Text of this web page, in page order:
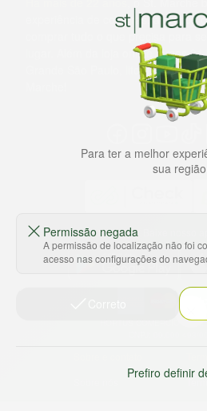
experiência de compras, a preços
comprar tudo o que precisa para
lugar. Além da loja online temos 31
Grande São Paulo, litoral e interior
HORTUS COMERCIO DE
Para ter a melhor
sua região
Permissão negada
A permissão de localização não foi
acesso nas configurações do
Prefiro definir